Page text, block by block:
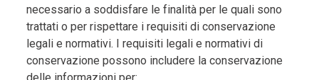
necessario a soddisfare le finalità per le quali sono
trattati o per rispettare i requisiti di conservazione
legali e normativi. I requisiti legali e normativi di
conservazione possono includere la conservazione